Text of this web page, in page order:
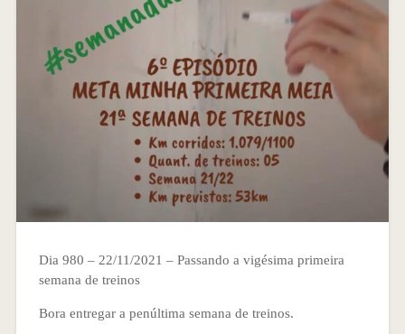
Dia 980 – 22/11/2021 – Passando a vigésima primeira
semana de treinos
Bora entregar a penúltima semana de treinos.